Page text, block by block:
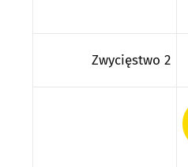
Zwycięstwo 2